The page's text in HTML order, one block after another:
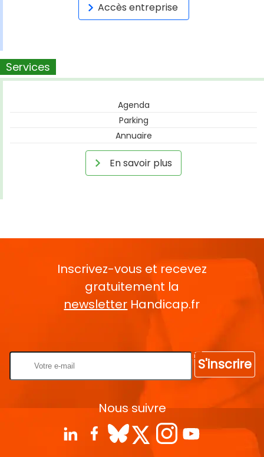
Accès entreprise
Services
Agenda
Parking
Annuaire
En savoir plus
Inscrivez-vous et recevez
gratuitement la
newsletter Handicap.fr
S'inscrire
Nous suivre